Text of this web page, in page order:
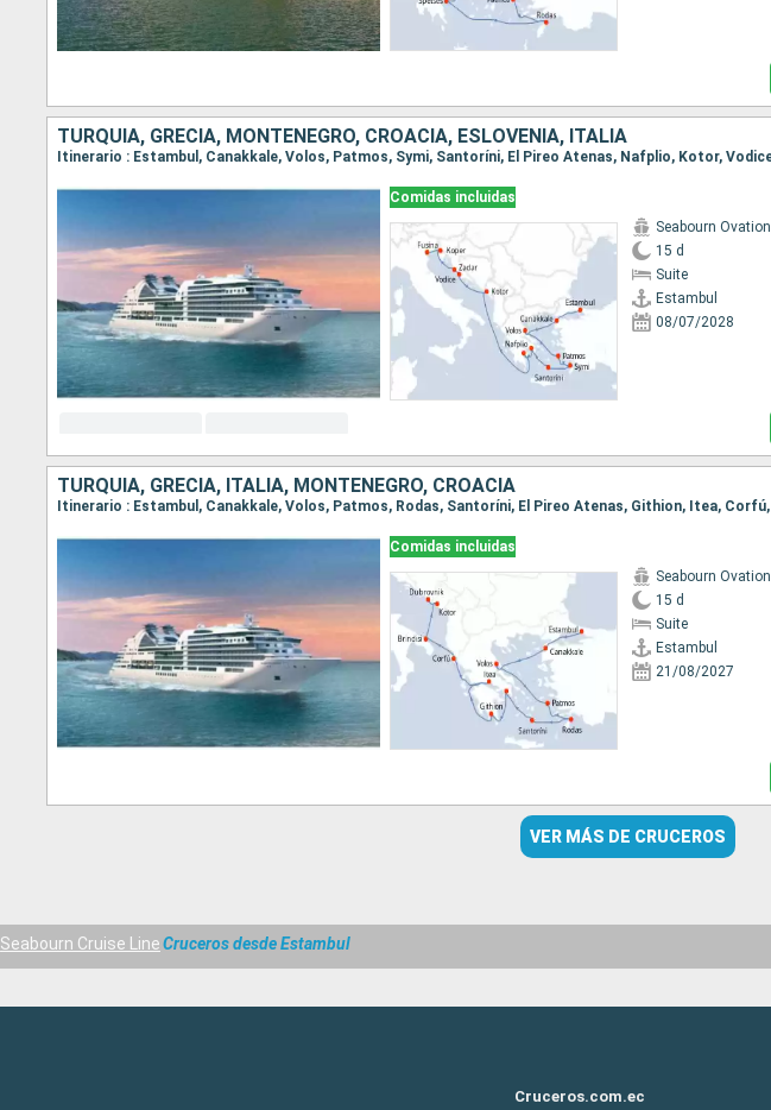
TURQUÍA, GRECIA, MONTENEGRO, CROACIA, ESLOVENIA, ITALIA
Comidas incluidas
Seabourn Ovation
15 d
Suite
Estambul
08/07/2028
TURQUÍA, GRECIA, ITALIA, MONTENEGRO, CROACIA
Comidas incluidas
Seabourn Ovation
15 d
Suite
Estambul
21/08/2027
VER MÁS DE CRUCEROS
Seabourn Cruise LineCruceros desde Estambul
Cruceros.com.ec